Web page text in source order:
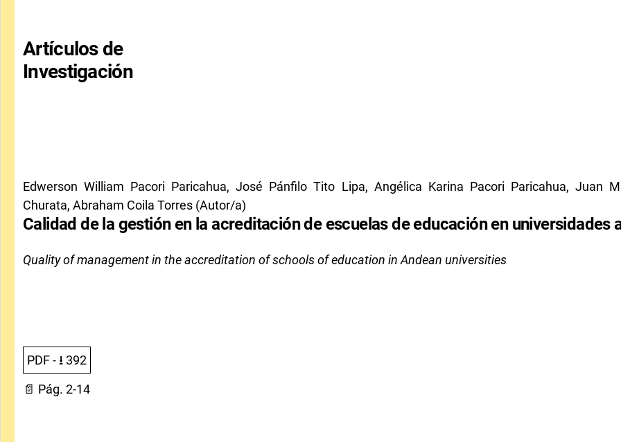
Artículos de
Investigación
Edwerson William Pacori Paricahua, José Pánfilo Tito Lipa, Angélica Karina Pacori Paricahua, Juan
Churata, Abraham Coila Torres (Autor/a)
Calidad de la gestión en la acreditación de escuelas de educación en universidades
Quality of management in the accreditation of schools of education in Andean universities
PDF- ⭳ 392
📄 Pág. 2-14